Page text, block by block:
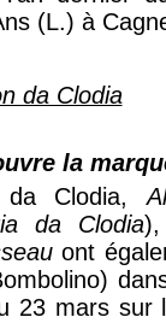
(L.) à
da Clodia
la
da Clodia,
da Clodia
ont
23 mars sur